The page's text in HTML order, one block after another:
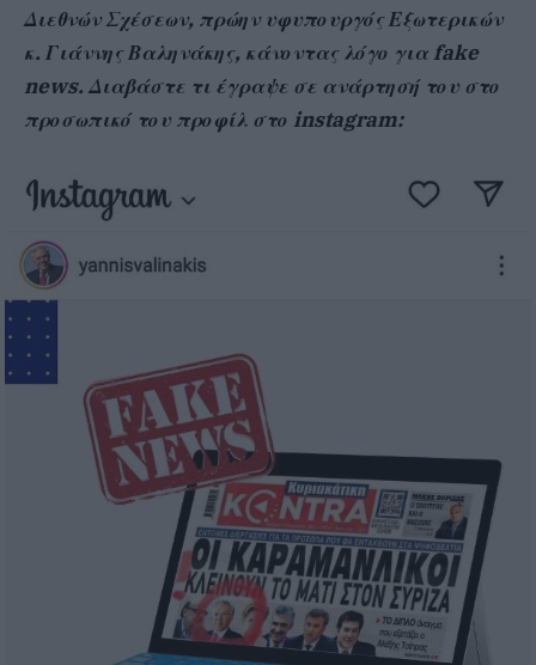
Διεθνών Σχέσεων, πρώην υφυπουργός Εξωτερικών
κ. Γιάννης Βαληνάκης, κάνοντας λόγο για fake
news.Διαβάστε τι έγραψε σε ανάρτησή του στο
προσωπικό του προφίλ στο instagram: